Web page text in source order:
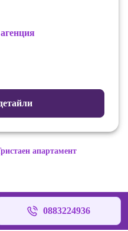
апартамент
0883224936